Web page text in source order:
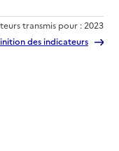
transmis pour : 2023
des indicateurs